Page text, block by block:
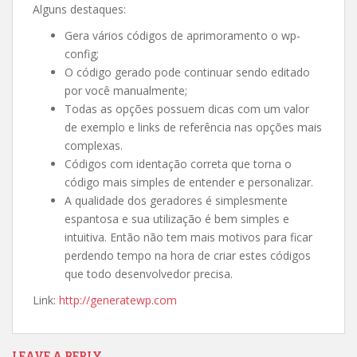
Alguns destaques:
Gera vários códigos de aprimoramento o wp-
config;
O código gerado pode continuar sendo editado
por você manualmente;
Todas as opções possuem dicas com um valor
de exemplo e links de referência nas opções mais
complexas.
Códigos com identação correta que torna o
código mais simples de entender e personalizar.
A qualidade dos geradores é simplesmente
espantosa e sua utilização é bem simples e
intuitiva. Então não tem mais motivos para ficar
perdendo tempo na hora de criar estes códigos
que todo desenvolvedor precisa.
Link: http://generatewp.com